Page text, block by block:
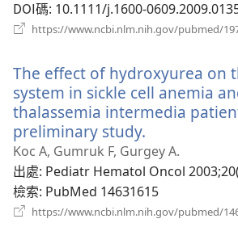
DOI碼‎: 10.1111/j.1600-
https://www.ncbi.nlm.nih.gov/pubmed/
The effect of hydroxyurea on
system in sickle cell anemia
thalassemia intermedia
preliminary study.
啟
新
視
窗）
Koc A, Gumruk F, Gurgey A.
出處‎: Pediatr Hematol Oncol
檢索‎: PubMed 14631615
https://www.ncbi.nlm.nih.gov/pubmed/